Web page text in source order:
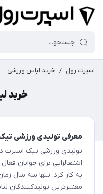
اسپرت رول / خرید لباس ورزشی
خرید
معرفی تولیدی ورزشی
اشتغالزایی برای جوانان
به کار کرد. تنها سه سال
معتبرترین